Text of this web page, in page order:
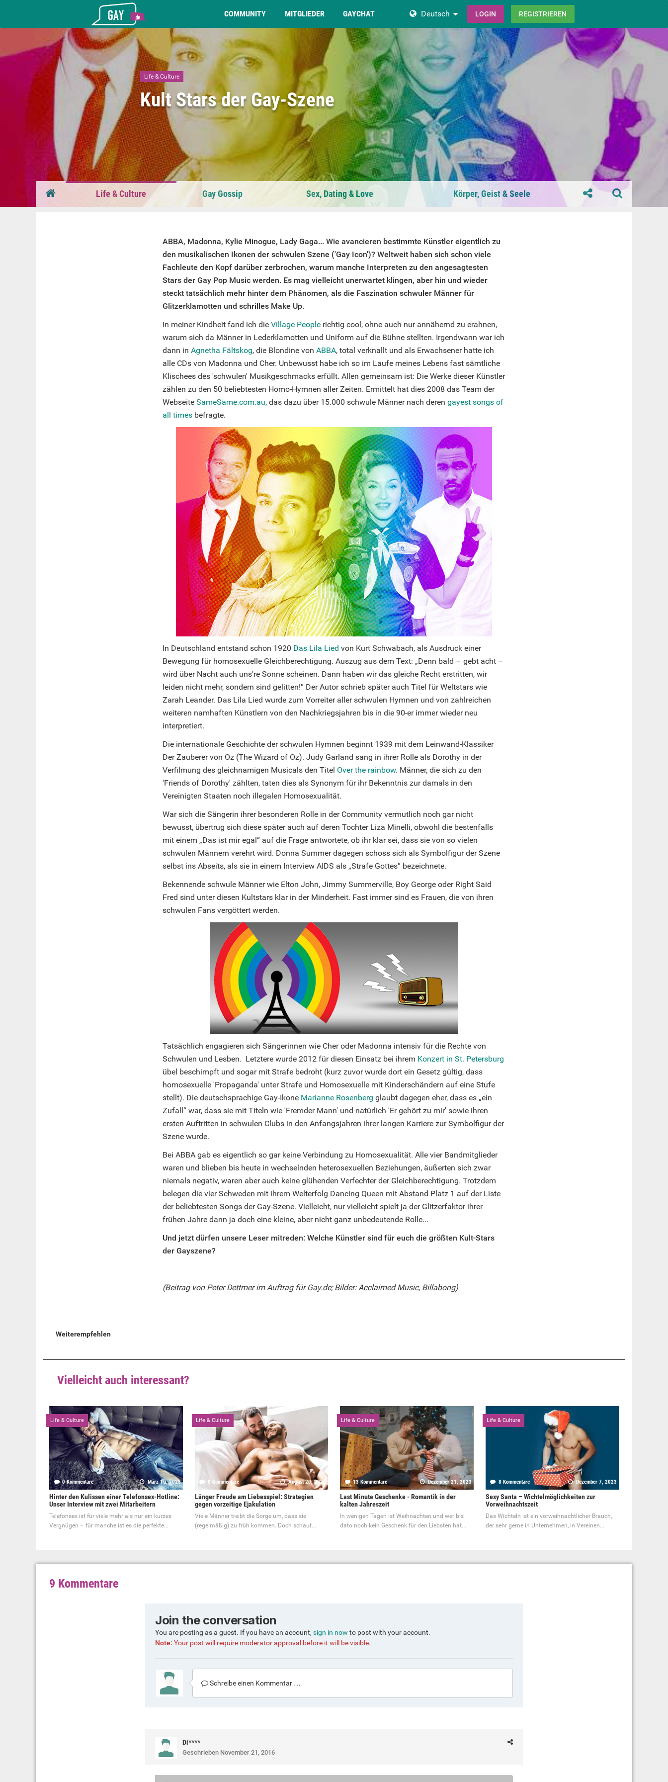
COMMUNITY MITGLIEDER GAYCHAT Deutsch LOGIN REGISTRIEREN
Life & Culture
Kult Stars der Gay-Szene
Life & Culture Gay Gossip Sex, Dating & Love Körper, Geist & Seele
ABBA, Madonna, Kylie Minogue, Lady Gaga... Wie avancieren bestimmte Künstler eigentlich zu
den musikalischen Ikonen der schwulen Szene ('Gay Icon')? Weltweit haben sich schon viele
Fachleute den Kopf darüber zerbrochen, warum manche Interpreten zu den angesagtesten
Stars der Gay Pop Music werden. Es mag vielleicht unerwartet klingen, aber hin und wieder
steckt tatsächlich mehr hinter dem Phänomen, als die Faszination schwuler Männer für
Glitzerklamotten und schrilles Make Up.
In meiner Kindheit fand ich die Village People richtig cool, ohne auch nur annähernd zu erahnen,
warum sich da Männer in Lederklamotten und Uniform auf die Bühne stellten. Irgendwann war ich
dann in Agnetha Fältskog, die Blondine von ABBA, total verknallt und als Erwachsener hatte ich
alle CDs von Madonna und Cher. Unbewusst habe ich so im Laufe meines Lebens fast sämtliche
Klischees des 'schwulen' Musikgeschmacks erfüllt. Allen gemeinsam ist: Die Werke dieser Künstler
zählen zu den 50 beliebtesten Homo-Hymnen aller Zeiten. Ermittelt hat dies 2008 das Team der
Webseite SameSame.com.au, das dazu über 15.000 schwule Männer nach deren gayest songs of
all times befragte.
In Deutschland entstand schon 1920 Das Lila Lied von Kurt Schwabach, als Ausdruck einer
Bewegung für homosexuelle Gleichberechtigung. Auszug aus dem Text: „Denn bald – gebt acht –
wird über Nacht auch uns're Sonne scheinen. Dann haben wir das gleiche Recht erstritten, wir
leiden nicht mehr, sondern sind gelitten!“ Der Autor schrieb später auch Titel für Weltstars wie
Zarah Leander. Das Lila Lied wurde zum Vorreiter aller schwulen Hymnen und von zahlreichen
weiteren namhaften Künstlern von den Nachkriegsjahren bis in die 90-er immer wieder neu
interpretiert.
Die internationale Geschichte der schwulen Hymnen beginnt 1939 mit dem Leinwand-Klassiker
Der Zauberer von Oz (The Wizard of Oz). Judy Garland sang in ihrer Rolle als Dorothy in der
Verfilmung des gleichnamigen Musicals den Titel Over the rainbow. Männer, die sich zu den
'Friends of Dorothy' zählten, taten dies als Synonym für ihr Bekenntnis zur damals in den
Vereinigten Staaten noch illegalen Homosexualität.
War sich die Sängerin ihrer besonderen Rolle in der Community vermutlich noch gar nicht
bewusst, übertrug sich diese später auch auf deren Tochter Liza Minelli, obwohl die bestenfalls
mit einem „Das ist mir egal“ auf die Frage antwortete, ob ihr klar sei, dass sie von so vielen
schwulen Männern verehrt wird. Donna Summer dagegen schoss sich als Symbolfigur der Szene
selbst ins Abseits, als sie in einem Interview AIDS als „Strafe Gottes“ bezeichnete.
Bekennende schwule Männer wie Elton John, Jimmy Summerville, Boy George oder Right Said
Fred sind unter diesen Kultstars klar in der Minderheit. Fast immer sind es Frauen, die von ihren
schwulen Fans vergöttert werden.
Tatsächlich engagieren sich Sängerinnen wie Cher oder Madonna intensiv für die Rechte von
Schwulen und Lesben. Letztere wurde 2012 für diesen Einsatz bei ihrem Konzert in St. Petersburg
übel beschimpft und sogar mit Strafe bedroht (kurz zuvor wurde dort ein Gesetz gültig, dass
homosexuelle 'Propaganda' unter Strafe und Homosexuelle mit Kinderschändern auf eine Stufe
stellt). Die deutschsprachige Gay-Ikone Marianne Rosenberg glaubt dagegen eher, dass es „ein
Zufall“ war, dass sie mit Titeln wie 'Fremder Mann' und natürlich 'Er gehört zu mir' sowie ihren
ersten Auftritten in schwulen Clubs in den Anfangsjahren ihrer langen Karriere zur Symbolfigur der
Szene wurde.
Bei ABBA gab es eigentlich so gar keine Verbindung zu Homosexualität. Alle vier Bandmitglieder
waren und blieben bis heute in wechselnden heterosexuellen Beziehungen, äußerten sich zwar
niemals negativ, waren aber auch keine glühenden Verfechter der Gleichberechtigung. Trotzdem
belegen die vier Schweden mit ihrem Welterfolg Dancing Queen mit Abstand Platz 1 auf der Liste
der beliebtesten Songs der Gay-Szene. Vielleicht, nur vielleicht spielt ja der Glitzerfaktor ihrer
frühen Jahre dann ja doch eine kleine, aber nicht ganz unbedeutende Rolle...
Und jetzt dürfen unsere Leser mitreden: Welche Künstler sind für euch die größten Kult-Stars
der Gayszene?
(Beitrag von Peter Dettmer im Auftrag für Gay.de; Bilder: Acclaimed Music, Billabong)
Weiterempfehlen
Vielleicht auch interessant?
Life & Culture
0 Kommentare März 10, 2025
Hinter den Kulissen einer Telefonsex-Hotline:
Unser Interview mit zwei Mitarbeitern
Telefonsex ist für viele mehr als nur ein kurzes
Vergnügen – für manche ist es die perfekte...
Life & Culture
0 Kommentare August 20, 2024
Länger Freude am Liebesspiel: Strategien
gegen vorzeitige Ejakulation
Viele Männer treibt die Sorge um, dass sie
(regelmäßig) zu früh kommen. Doch schaut...
Life & Culture
13 Kommentare Dezember 21, 2023
Last Minute Geschenke - Romantik in der
kalten Jahreszeit
In wenigen Tagen ist Weihnachten und wer bis
dato noch kein Geschenk für den Liebsten hat...
Life & Culture
8 Kommentare Dezember 7, 2023
Sexy Santa – Wichtelmöglichkeiten zur
Vorweihnachtszeit
Das Wichteln ist ein vorweihnachtlicher Brauch,
der sehr gerne in Unternehmen, in Vereinen...
9 Kommentare
Join the conversation
You are posting as a guest. If you have an account, sign in now to post with your account.
Note: Your post will require moderator approval before it will be visible.
Schreibe einen Kommentar …
Di****
Geschrieben November 21, 2016